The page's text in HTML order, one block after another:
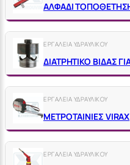
ΕΡΓΑΛΕΙΑ ΥΔΡΑΥΛΙΚΟΥ
ΕΡΓΑΛΕΙΑ ΥΔΡΑΥΛΙΚΟΥ
ΜΕΤΡΟΤΑΙΝΙΕΣ VIRAX
ΕΡΓΑΛΕΙΑ ΥΔΡΑΥΛΙΚΟΥ